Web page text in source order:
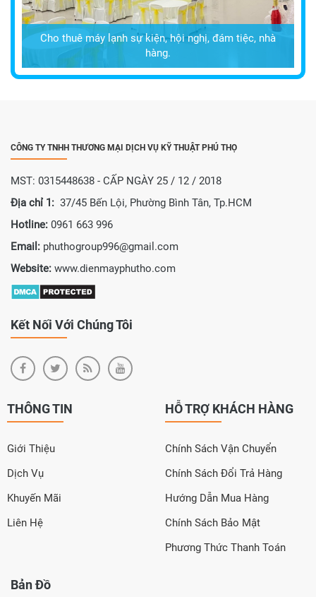
Cho thuê máy lạnh sự kiện, hội nghị, đám tiệc, nhà
hàng.
CÔNG TY TNHH THƯƠNG MẠI DỊCH VỤ KỸ THUẬT PHÚ THỌ
MST: 0315448638 - CẤP NGÀY 25 / 12 / 2018
Địa chỉ 1: 37/45 Bến Lội, Phường Bình Tân, Tp.HCM
Hotline: 0961 663 996
Email: phuthogroup996@gmail.com
Website: www.dienmayphutho.com
Kết Nối Với Chúng Tôi
THÔNG TIN
Giới Thiệu
Dịch Vụ
Khuyến Mãi
Liên Hệ
HỖ TRỢ KHÁCH HÀNG
Chính Sách Vận Chuyển
Chính Sách Đổi Trả Hàng
Hướng Dẫn Mua Hàng
Chính Sách Bảo Mật
Phương Thức Thanh Toán
Bản Đồ